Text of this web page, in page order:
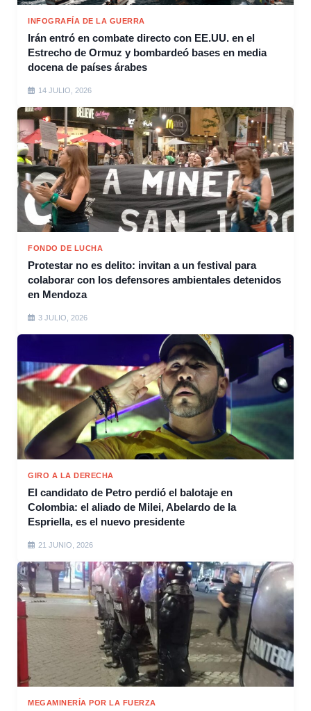
INFOGRAFÍA DE LA GUERRA
Irán entró en combate directo con EE.UU. en el
Estrecho de Ormuz y bombardeó bases en media
docena de países árabes
14 JULIO, 2026
FONDO DE LUCHA
Protestar no es delito: invitan a un festival para
colaborar con los defensores ambientales detenidos
en Mendoza
3 JULIO, 2026
GIRO A LA DERECHA
El candidato de Petro perdió el balotaje en
Colombia: el aliado de Milei, Abelardo de la
Espriella, es el nuevo presidente
21 JUNIO, 2026
MEGAMINERÍA POR LA FUERZA